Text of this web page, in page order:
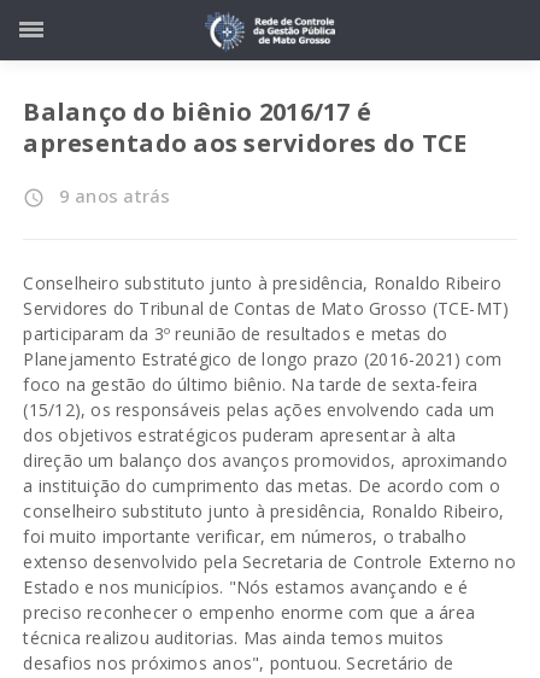
Balanço do biênio 2016/17 é
apresentado aos servidores do TCE
access_time 9 anos atrás
Conselheiro substituto junto à presidência, Ronaldo Ribeiro
Servidores do Tribunal de Contas de Mato Grosso (TCE-MT)
participaram da 3º reunião de resultados e metas do
Planejamento Estratégico de longo prazo (2016-2021) com
foco na gestão do último biênio. Na tarde de sexta-feira
(15/12), os responsáveis pelas ações envolvendo cada um
dos objetivos estratégicos puderam apresentar à alta
direção um balanço dos avanços promovidos, aproximando
a instituição do cumprimento das metas. De acordo com o
conselheiro substituto junto à presidência, Ronaldo Ribeiro,
foi muito importante verificar, em números, o trabalho
extenso desenvolvido pela Secretaria de Controle Externo no
Estado e nos municípios. "Nós estamos avançando e é
preciso reconhecer o empenho enorme com que a área
técnica realizou auditorias. Mas ainda temos muitos
desafios nos próximos anos", pontuou. Secretário de